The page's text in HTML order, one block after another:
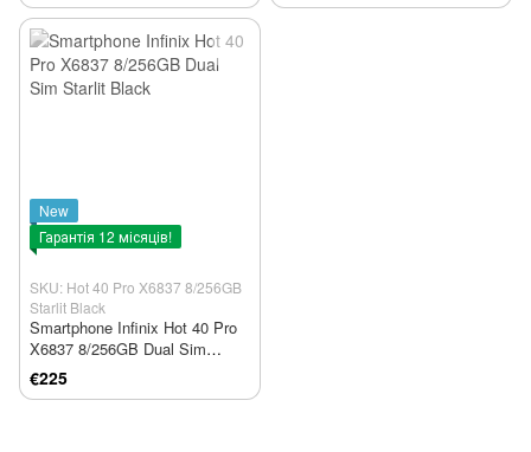
New
Гарантія 12 місяців!
SKU: Hot 40 Pro X6837 8/256GB
Starlit Black
Smartphone Infinix Hot 40 Pro
X6837 8/256GB Dual Sim
Starlit Black
€225